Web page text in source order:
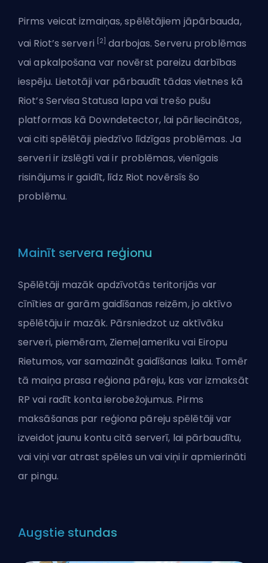
Pirms veicat izmaiņas, spēlētājiem jāpārbauda,
vai Riot’s serveri [2] darbojas. Serveru problēmas
vai apkalpošana var novērst pareizu darbības
iespēju. Lietotāji var pārbaudīt tādas vietnes kā
Riot’s Servisa Statusa lapa vai trešo pušu
platformas kā Downdetector, lai pārliecinātos,
vai citi spēlētāji piedzīvo līdzīgas problēmas. Ja
serveri ir izslēgti vai ir problēmas, vienīgais
risinājums ir gaidīt, līdz Riot novērsīs šo
problēmu.
Mainīt servera reģionu
Spēlētāji mazāk apdzīvotās teritorijās var
cīnīties ar garām gaidīšanas reizēm, jo aktīvo
spēlētāju ir mazāk. Pārsniedzot uz aktīvāku
serveri, piemēram, Ziemeļameriku vai Eiropu
Rietumos, var samazināt gaidīšanas laiku. Tomēr
tā maiņa prasa reģiona pāreju, kas var izmaksāt
RP vai radīt konta ierobežojumus. Pirms
maksāšanas par reģiona pāreju spēlētāji var
izveidot jaunu kontu citā serverī, lai pārbaudītu,
vai viņi var atrast spēles un vai viņi ir apmierināti
ar pingu.
Augstie stundas